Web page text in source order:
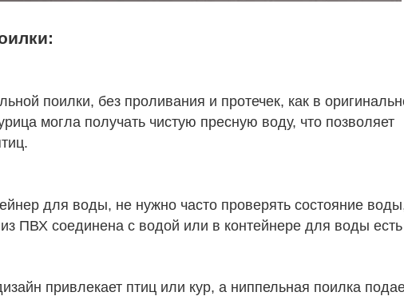
поилки, без проливания и протечек, как в
могла получать чистую пресную воду, что позволяет
для воды, не нужно часто проверять состояние
из ПВХ соединена с водой или в контейнере для воды
привлекает птиц или кур, а ниппельная поилка